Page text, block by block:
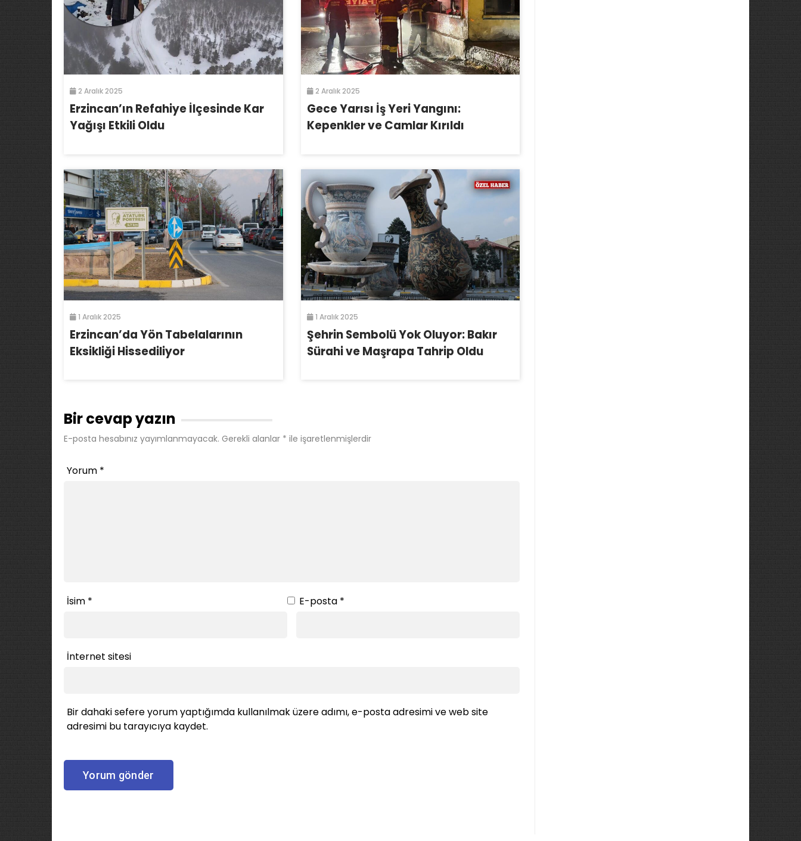
2 Aralık 2025
Erzincan’ın Refahiye İlçesinde Kar
Yağışı Etkili Oldu
2 Aralık 2025
Gece Yarısı İş Yeri Yangını:
Kepenkler ve Camlar Kırıldı
1 Aralık 2025
Erzincan’da Yön Tabelalarının
Eksikliği Hissediliyor
1 Aralık 2025
Şehrin Sembolü Yok Oluyor: Bakır
Sürahi ve Maşrapa Tahrip Oldu
Bir cevap yazın
E-posta hesabınız yayımlanmayacak. Gerekli alanlar * ile işaretlenmişlerdir
Yorum *
İsim * E-posta *
İnternet sitesi
Bir dahaki sefere yorum yaptığımda kullanılmak üzere adımı, e-posta adresimi ve web site
adresimi bu tarayıcıya kaydet.